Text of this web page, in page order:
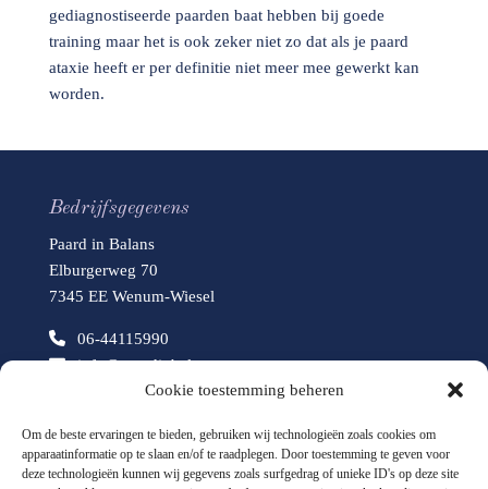
Cookie toestemming beheren
Om de beste ervaringen te bieden, gebruiken wij technologieën zoals cookies om
apparaatinformatie op te slaan en/of te raadplegen. Door toestemming te geven voor
deze technologieën kunnen wij gegevens zoals surfgedrag of unieke ID's op deze site
gediagnostiseerde paarden baat hebben bij goede
training maar het is ook zeker niet zo dat als je paard
ataxie heeft er per definitie niet meer mee gewerkt kan
worden.
Bedrijfsgegevens
Paard in Balans
Elburgerweg 70
7345 EE Wenum-Wiesel
06-44115990
info@paardinbalans.com